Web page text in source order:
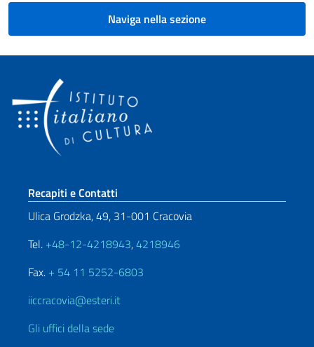
Naviga nella sezione
Sezione footer
Recapiti e Contatti
Ulica Grodzka, 49, 31-001 Cracovia
Tel. +48-12-4218943,4218946
Fax. + 54 11 5252-6803
iiccracovia@esteri.it
Gli uffici della sede